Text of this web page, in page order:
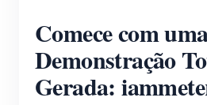
Comece com
Demonstração
Gerada: